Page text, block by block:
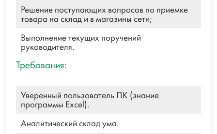
Решение поступающих вопросов по приемке
товара на склад и в магазины сети;
Выполнение текущих поручений
руководителя.
Требования:
Уверенный пользователь ПК (знание
программы Excel).
Аналитический склад ума.